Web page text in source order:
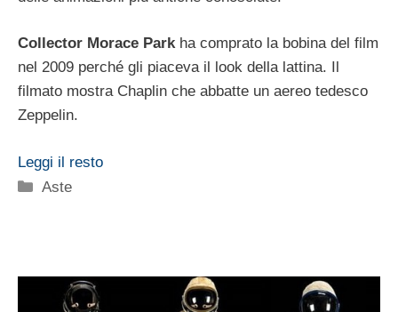
Collector Morace Parkha comprato la bobina del film
nel 2009 perché gli piaceva il look della lattina. Il
filmato mostra Chaplin che abbatte un aereo tedesco
Zeppelin.
Leggi il resto
Categorie
Aste